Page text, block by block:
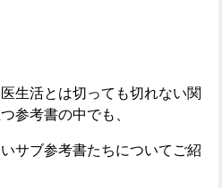
生活とは切っても切れない関
参考書の中でも、
サブ参考書たちについてご紹